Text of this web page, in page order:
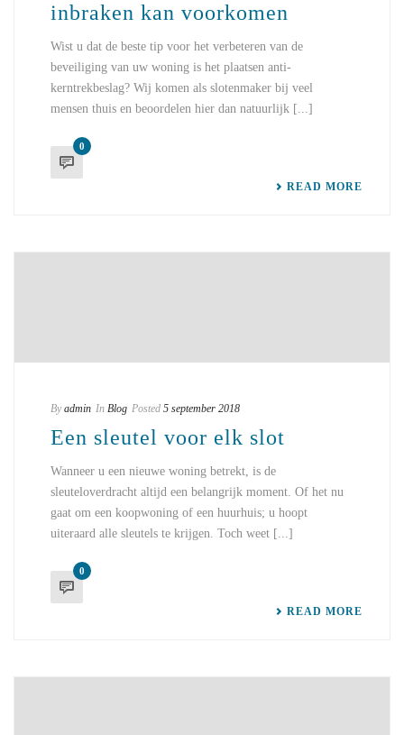
inbraken kan voorkomen
Wist u dat de beste tip voor het verbeteren van de
beveiliging van uw woning is het plaatsen anti-
kerntrekbeslag? Wij komen als slotenmaker bij veel
mensen thuis en beoordelen hier dan natuurlijk [...]
0
READ MORE
By admin In Blog Posted 5 september 2018
Een sleutel voor elk slot
Wanneer u een nieuwe woning betrekt, is de
sleuteloverdracht altijd een belangrijk moment. Of het nu
gaat om een koopwoning of een huurhuis; u hoopt
uiteraard alle sleutels te krijgen. Toch weet [...]
0
READ MORE